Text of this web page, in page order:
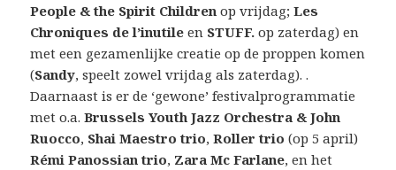
People & the Spirit Children op vrijdag;Les
Chroniques de l’inutile en STUFF. op zaterdag) en
met een gezamenlijke creatie op de proppen komen
(Sandy, speelt zowel vrijdag als zaterdag). .
Daarnaast is er de ‘gewone’ festivalprogrammatie
met o.a.Brussels Youth Jazz Orchestra & John
Ruocco, Shai Maestro trio,Roller trio (op 5 april)
Rémi Panossian trio, Zara Mc Farlane, en het